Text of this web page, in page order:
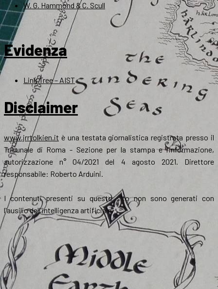
W. G. Hammond & C. Scull
Evidenza
Link Tree – AIST
Disclaimer
www.jrrtolkien.it è una testata giornalistica registrata presso il
Tribunale di Roma - Sezione per la stampa e l’informazione,
autorizzazione n° 04/2021 del 4 agosto 2021. Direttore
responsabile: Roberto Arduini.
I contenuti presenti su questo sito non sono generati con
l'ausilio dell'intelligenza artificiale.